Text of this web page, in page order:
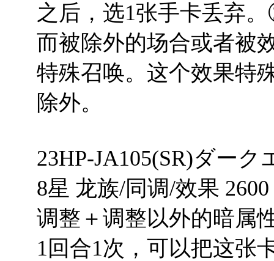
之后，选1张手卡丢弃
而被除外的场合或者被
特殊召唤。这个效果特
除外。
23HP-JA105(SR)ダー
8星 龙族/同调/效果 2600
调整＋调整以外的暗属
1回合1次，可以把这张